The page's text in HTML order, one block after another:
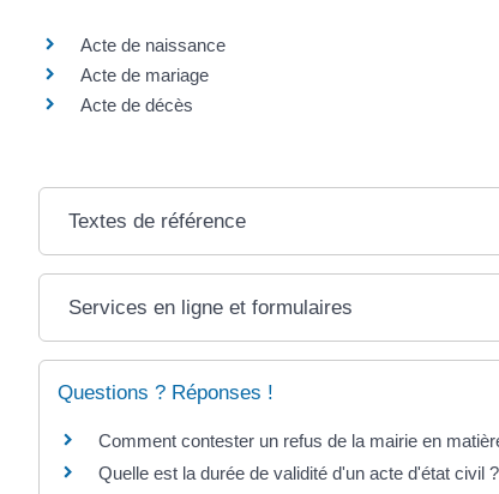
Acte de naissance
Acte de mariage
Acte de décès
Textes de référence
Services en ligne et formulaires
Questions ? Réponses !
Comment contester un refus de la mairie en
Quelle est la durée de validité d'un acte d'état civil ?